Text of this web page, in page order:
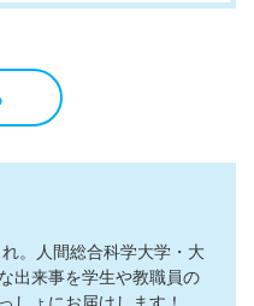
。人間総合科学大学・大
出来事を学生や教職員の
しょにお届けします！